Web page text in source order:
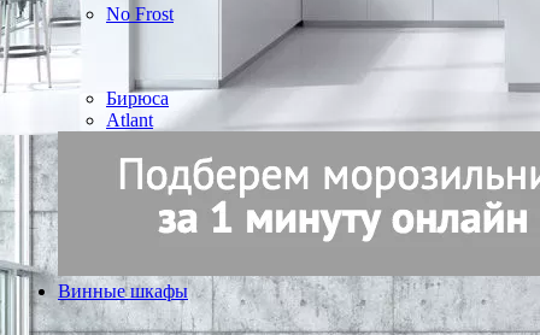
No Frost
Бирюса
Atlant
Винные шкафы